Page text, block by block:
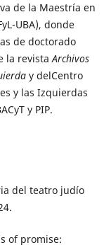
de la Maestría en
UBA), donde
de doctorado
la revistaArchivos
y delCentro
y las Izquierdas
y PIP.
del teatro judío
of promise: